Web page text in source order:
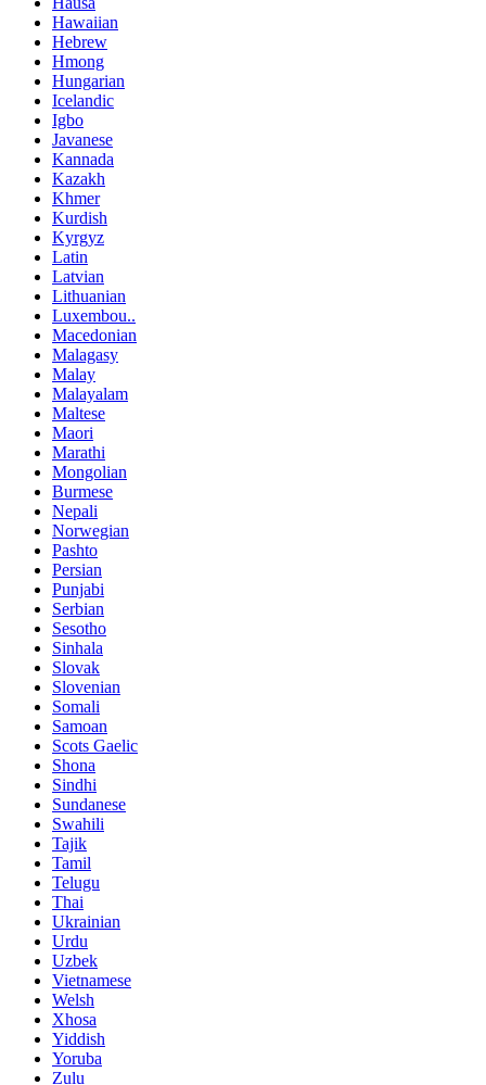
Hawaiian
Hebrew
Hmong
Hungarian
Icelandic
Igbo
Javanese
Kannada
Kazakh
Khmer
Kurdish
Kyrgyz
Latin
Latvian
Lithuanian
Luxembou..
Macedonian
Malagasy
Malay
Malayalam
Maltese
Maori
Marathi
Mongolian
Burmese
Nepali
Norwegian
Pashto
Persian
Punjabi
Serbian
Sesotho
Sinhala
Slovak
Slovenian
Somali
Samoan
Scots Gaelic
Shona
Sindhi
Sundanese
Swahili
Tajik
Tamil
Telugu
Thai
Ukrainian
Urdu
Uzbek
Vietnamese
Welsh
Xhosa
Yiddish
Yoruba
Zulu